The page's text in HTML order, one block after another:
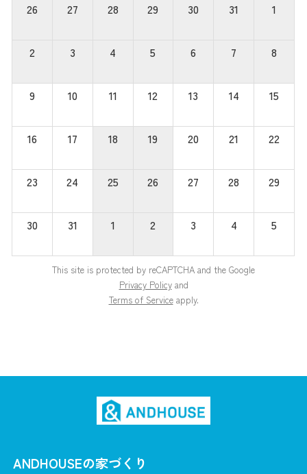
26
27 28 29 30 31 1
2 3 4 5 6 7 8
9 10 11 12 13 14 15
16 17 18 19 20 21 22
23 24 25 26 27 28 29
30 31 1 2 3 4 5
This site is protected by reCAPTCHA and the Google
Privacy Policyand
Terms of Serviceapply.
ANDHOUSEの家づくり